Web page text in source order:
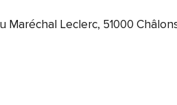
Maréchal Leclerc, 51000